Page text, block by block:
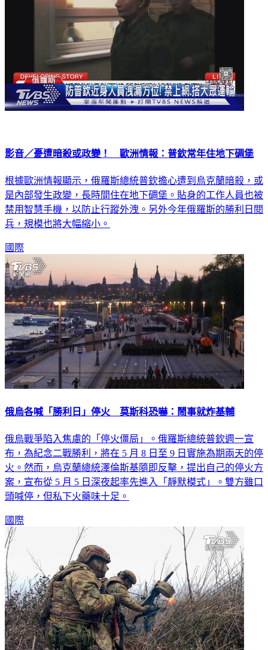
影音／憂遭暗殺或政變！ 歐洲情報：普欽常年住地下碉堡
根據歐洲情報顯示，俄羅斯總統普欽擔心遭到烏克蘭暗殺，或
是內部發生政變，長時間住在地下碉堡。貼身的工作人員也被
禁用智慧手機，以防止行蹤外洩。另外今年俄羅斯的勝利日閱
兵，規模也將大幅縮小。
國際
俄烏各喊「勝利日」停火 莫斯科恐嚇：鬧事就炸基輔
俄烏戰爭陷入焦慮的「停火僵局」。俄羅斯總統普欽週一宣
布，為紀念二戰勝利，將在 5 月 8 日至 9 日實施為期兩天的停
火。然而，烏克蘭總統澤倫斯基隨即反擊，提出自己的停火方
案，宣布從 5 月 5 日深夜起率先進入「靜默模式」。雙方雖口
頭喊停，但私下火藥味十足。
國際